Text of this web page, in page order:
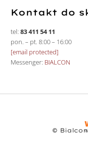
Kontakt do
tel: 83 411 54 11
pon. – pt. 8:00 – 16:00
[email protected]
Messenger: BIALCON
©